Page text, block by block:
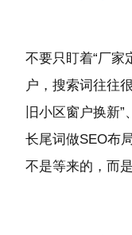
不要只盯着“厂家
户，搜索词往往
旧小区窗户换新
长尾词做SEO布
不是等来的，而